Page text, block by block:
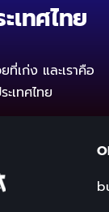
เทศไทย
ที่เก่ง และเราคือ
เทศไทย